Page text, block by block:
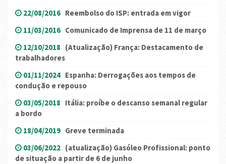
22/08/2016 Reembolso do ISP: entrada em vigor
11/03/2016 Comunicado de Imprensa de 11 de março
12/10/2018 (Atualização) França: Destacamento de
trabalhadores
01/11/2024 Espanha: Derrogações aos tempos de
condução e repouso
03/05/2018 Itália: proíbe o descanso semanal regular
a bordo
18/04/2019 Greve terminada
03/06/2022 (atualização) Gasóleo Profissional: ponto
de situação a partir de 6 de junho